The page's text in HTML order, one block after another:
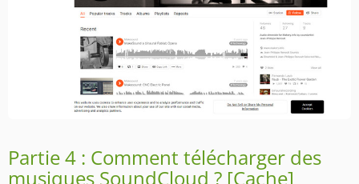
Partie 4 : Comment télécharger des
musiques SoundCloud ? [Cache]